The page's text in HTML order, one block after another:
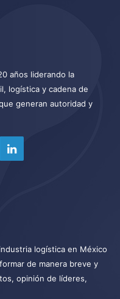
años liderando la
logística y cadena de
generan autoridad y
LinkedIn
logística en México
de manera breve y
opinión de líderes,